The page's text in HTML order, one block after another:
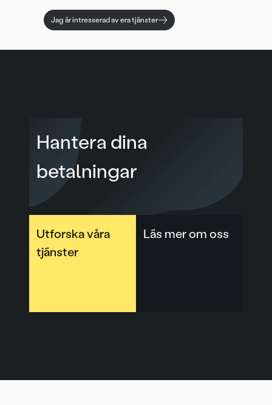
Jag är intresserad av era tjänster
Hantera dina
betalningar
Utforska våra
tjänster
Läs mer om oss